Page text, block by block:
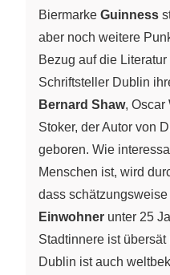
Biermarke Guinness
aber noch weitere
Bezug auf die
Schriftsteller Dublin
Bernard Shaw, Oscar
Stoker, der Autor von
geboren. Wie
Menschen ist, wird
dass
Einwohner unter 25
Stadtinnere ist
Dublin ist auch